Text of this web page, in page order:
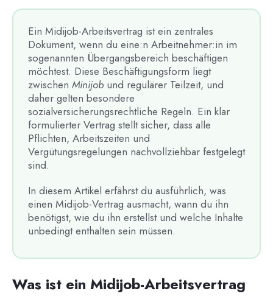
Ein Midijob-Arbeitsvertrag ist ein zentrales
Dokument, wenn du eine:n Arbeitnehmer:in im
sogenannten Übergangsbereich beschäftigen
möchtest. Diese Beschäftigungsform liegt
zwischen Minijobund regulärer Teilzeit, und
daher gelten besondere
sozialversicherungsrechtliche Regeln. Ein klar
formulierter Vertrag stellt sicher, dass alle
Pflichten, Arbeitszeiten und
Vergütungsregelungen nachvollziehbar festgelegt
sind.
In diesem Artikel erfährst du ausführlich, was
einen Midijob-Vertrag ausmacht, wann du ihn
benötigst, wie du ihn erstellst und welche Inhalte
unbedingt enthalten sein müssen.
Was ist ein Midijob-Arbeitsvertrag